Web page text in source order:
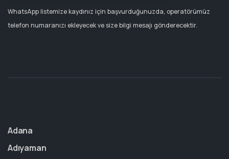
WhatsApp listemize kaydınız için başvurduğunuzda, operatörümüz
telefon numaranızı ekleyecek ve size bilgi mesajı gönderecektir.
Adana
Adıyaman